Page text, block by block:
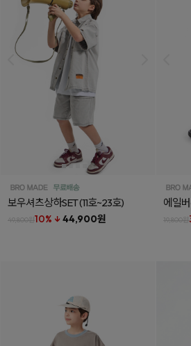
보우셔츠상하SET(11호~23호)
49,800원10% ↓ 44,900원
에일
19,800원